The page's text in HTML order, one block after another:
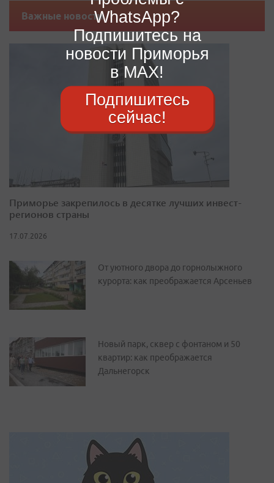
Важные новости
Приморье закрепилось в десятке лучших инвест-
регионов страны
17.07.2026
От уютного двора до горнолыжного
курорта: как преображается Арсеньев
Новый парк, сквер с фонтаном и 50
квартир: как преображается
Дальнегорск
WhatsApp?
Подпишитесь на
новости Приморья
в MAX!
Подпишитесь
сейчас!